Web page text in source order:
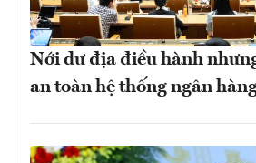
Nới dư địa điều hành
an toàn hệ thống ngân